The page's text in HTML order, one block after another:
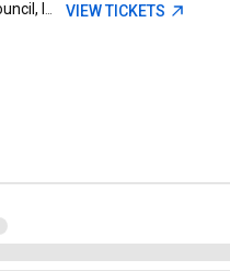
VIEW TICKETS